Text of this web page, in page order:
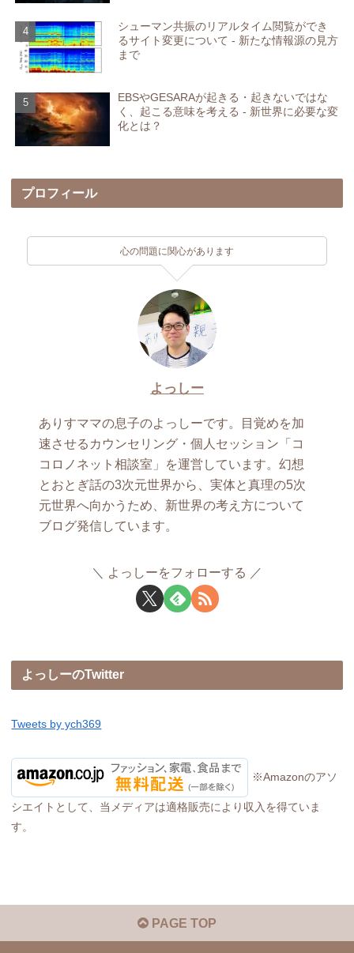
シューマン共振のリアルタイム閲覧ができ
るサイト変更について - 新たな情報源の見方
まで
EBSやGESARAが起きる・起きないではな
く、起こる意味を考える - 新世界に必要な変
化とは？
プロフィール
心の問題に関心があります
よっしー
ありすママの息子のよっしーです。目覚めを加
速させるカウンセリング・個人セッション「コ
コロノネット相談室」を運営しています。幻想
とおとぎ話の3次元世界から、実体と真理の5次
元世界へ向かうため、新世界の考え方について
ブログ発信しています。
よっしーをフォローする
よっしーのTwitter
Tweets by ych369
※Amazonのアソ
シエイトとして、当メディアは適格販売により収入を得ていま
す。
PAGE TOP